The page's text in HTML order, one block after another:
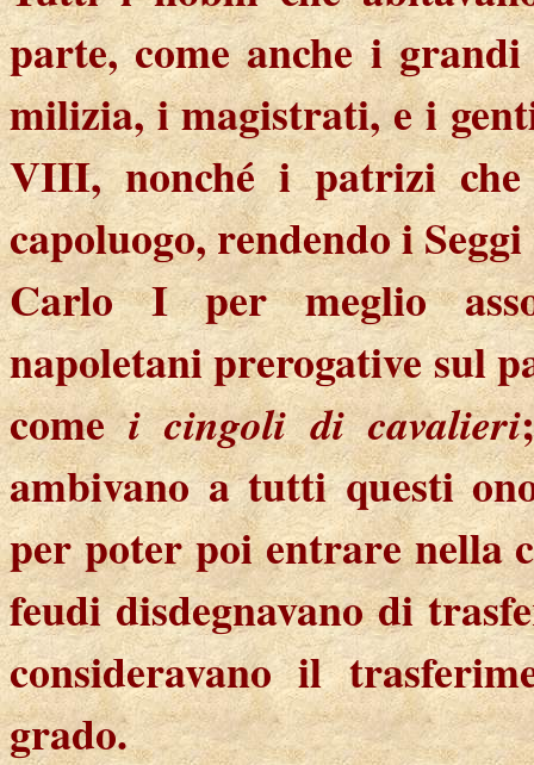
parte, come anche i
milizia, i magistrati, e i
VIII, nonché i patrizi
capoluogo, rendendo i
Carlo I per meglio
napoletani prerogative sul
comei cingoli di cavalieri
ambivano a tutti questi
per poter poi entrare nella
feudi disdegnavano di
consideravano il
grado.